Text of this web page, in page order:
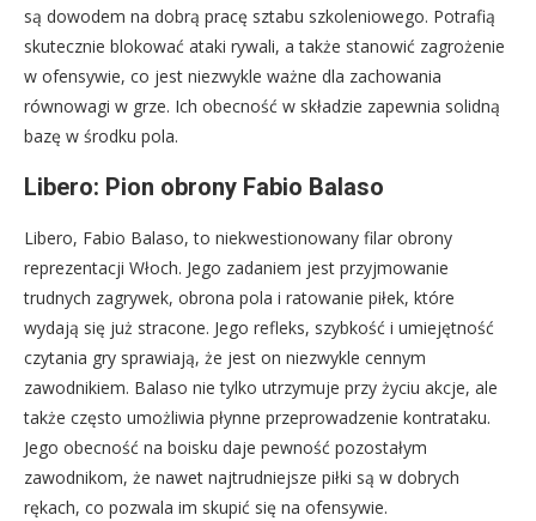
są dowodem na dobrą pracę sztabu szkoleniowego. Potrafią
skutecznie blokować ataki rywali, a także stanowić zagrożenie
w ofensywie, co jest niezwykle ważne dla zachowania
równowagi w grze. Ich obecność w składzie zapewnia solidną
bazę w środku pola.
Libero: Pion obrony Fabio Balaso
Libero, Fabio Balaso, to niekwestionowany filar obrony
reprezentacji Włoch. Jego zadaniem jest przyjmowanie
trudnych zagrywek, obrona pola i ratowanie piłek, które
wydają się już stracone. Jego refleks, szybkość i umiejętność
czytania gry sprawiają, że jest on niezwykle cennym
zawodnikiem. Balaso nie tylko utrzymuje przy życiu akcje, ale
także często umożliwia płynne przeprowadzenie kontrataku.
Jego obecność na boisku daje pewność pozostałym
zawodnikom, że nawet najtrudniejsze piłki są w dobrych
rękach, co pozwala im skupić się na ofensywie.